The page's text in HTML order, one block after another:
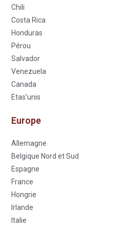
Chili
Costa Rica
Honduras
Pérou
Salvador
Venezuela
Canada
Etas’unis
Europe
Allemagne
Belgique Nord et Sud
Espagne
France
Hongrie
Irlande
Italie